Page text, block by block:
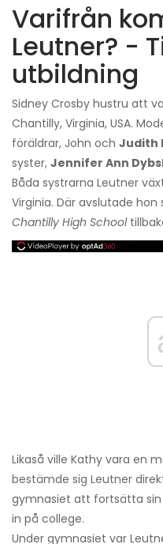
Varifrån
Leutner? -
utbildning
Sidney Crosby hustru att
Chantilly, Virginia, USA.
föräldrar, John och Judith
syster, Jennifer Ann
Båda systrarna Leutner
Virginia. Där avslutade
Chantilly High School
Likaså ville Kathy vara en
bestämde sig Leutner
gymnasiet att fortsätta
in på college.
Under gymnasiet var